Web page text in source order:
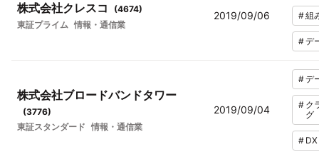
株式会社クレスコ (4674)
東証プライム 情報・通信業
2019/09/06 #組
#デ
株式会社ブロードバンドタワー
(3776)
東証スタンダード 情報・通信業
2019/09/04
#デ
# ク
グ
# DX